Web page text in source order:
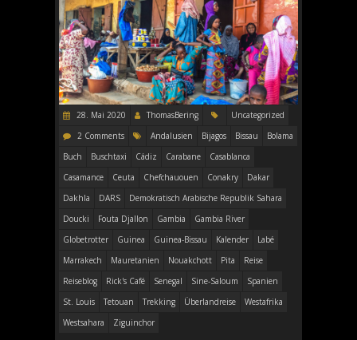
28. Mai 2020 ThomasBering
Uncategorized
2 Comments
Andalusien Bijagos Bissau
Bolama
Buch
Buschtaxi Cádiz Carabane
Casablanca
Casamance
Ceuta Chefchauouen Conakry
Dakar
Dakhla
DARS
Demokratisch Arabische Republik Sahara
Doucki
Fouta Djallon Gambia
Gambia River
Globetrotter
Guinea Guinea-Bissau Kalender
Labé
Marrakech
Mauretanien Nouakchott Pita
Reise
Reiseblog
Rick's Café Senegal Sine-Saloum
Spanien
St. Louis
Tetouan Trekking Überlandreise
Westafrika
Westsahara
Ziguinchor